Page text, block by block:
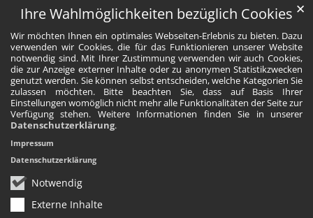
Ihre Wahlmöglichkeiten bezüglich Cookies
Wir möchten Ihnen ein optimales Webseiten-Erlebnis zu bieten. Dazu
verwenden wir Cookies, die für das Funktionieren unserer Website
notwendig sind. Mit Ihrer Zustimmung verwenden wir auch Cookies,
die zur Anzeige externer Inhalte oder zu anonymen Statistikzwecken
genutzt werden. Sie können selbst entscheiden, welche Kategorien Sie
zulassen möchten. Bitte beachten Sie, dass auf Basis Ihrer
Einstellungen womöglich nicht mehr alle Funktionalitäten der Seite zur
Verfügung stehen. Weitere Informationen finden Sie in unserer
Datenschutzerklärung.
Notwendig
Externe Inhalte
✕
Impressum
Datenschutzerklärung